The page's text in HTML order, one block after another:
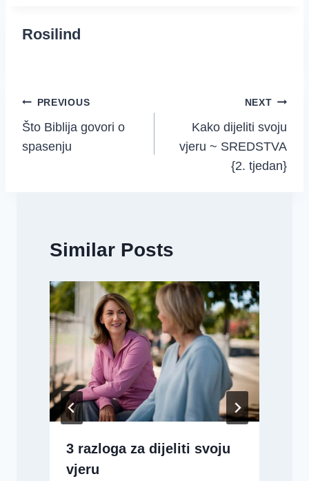
Rosilind
Post
navigation
PREVIOUS
Što Biblija govori o
spasenju
NEXT
Kako dijeliti svoju
vjeru ~ SREDSTVA
{2. tjedan}
Similar Posts
3 razloga za dijeliti svoju
vjeru